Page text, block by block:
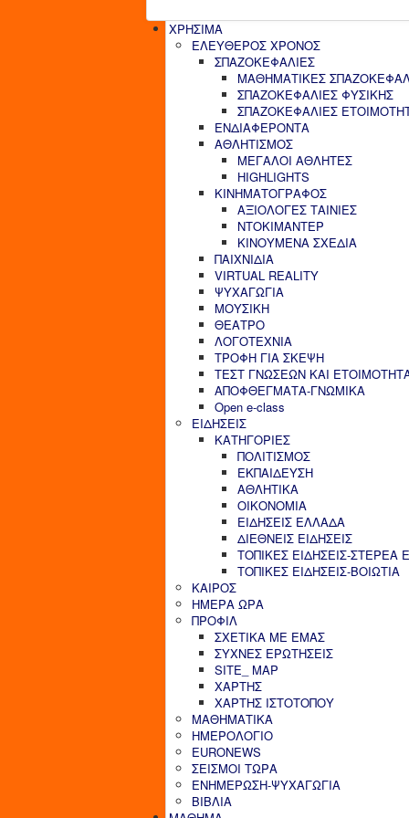
ΧΡΗΣΙΜΑ
ΕΛΕΥΘΕΡΟΣ ΧΡΟΝΟΣ
ΣΠΑΖΟΚΕΦΑΛΙΕΣ
ΜΑΘΗΜΑΤΙΚΕΣ
ΣΠΑΖΟΚΕΦΑΛΙΕΣ ΦΥΣΙΚΗΣ
ΣΠΑΖΟΚΕΦΑΛΙΕΣ
ΕΝΔΙΑΦΕΡΟΝΤΑ
ΑΘΛΗΤΙΣΜΟΣ
ΜΕΓΑΛΟΙ ΑΘΛΗΤΕΣ
HIGHLIGHTS
ΚΙΝΗΜΑΤΟΓΡΑΦΟΣ
ΑΞΙΟΛΟΓΕΣ ΤΑΙΝΙΕΣ
ΝΤΟΚΙΜΑΝΤΕΡ
ΚΙΝΟΥΜΕΝΑ ΣΧΕΔΙΑ
ΠΑΙΧΝΙΔΙΑ
VIRTUAL REALITY
ΨΥΧΑΓΩΓΙΑ
ΜΟΥΣΙΚΗ
ΘΕΑΤΡΟ
ΛΟΓΟΤΕΧΝΙΑ
ΤΡΟΦΗ ΓΙΑ ΣΚΕΨΗ
ΤΕΣΤ ΓΝΩΣΕΩΝ ΚΑΙ
ΑΠΟΦΘΕΓΜΑΤΑ-ΓΝΩΜΙΚΑ
Open e-class
ΕΙΔΗΣΕΙΣ
ΚΑΤΗΓΟΡΙΕΣ
ΠΟΛΙΤΙΣΜΟΣ
ΕΚΠΑΙΔΕΥΣΗ
ΑΘΛΗΤΙΚΑ
ΟΙΚΟΝΟΜΙΑ
ΕΙΔΗΣΕΙΣ ΕΛΛΑΔΑ
ΔΙΕΘΝΕΙΣ ΕΙΔΗΣΕΙΣ
ΤΟΠΙΚΕΣ ΕΙΔΗΣΕΙΣ-ΣΤΕΡΕΑ
ΤΟΠΙΚΕΣ ΕΙΔΗΣΕΙΣ-ΒΟΙΩΤΙΑ
ΚΑΙΡΟΣ
ΗΜΕΡΑ ΩΡΑ
ΠΡΟΦΙΛ
ΣΧΕΤΙΚΑ ΜΕ ΕΜΑΣ
ΣΥΧΝΕΣ ΕΡΩΤΗΣΕΙΣ
SITE_ MAP
ΧΑΡΤΗΣ
ΧΑΡΤΗΣ ΙΣΤΟΤΟΠΟΥ
ΜΑΘΗΜΑΤΙΚΑ
ΗΜΕΡΟΛΟΓΙΟ
EURONEWS
ΣΕΙΣΜΟΙ ΤΩΡΑ
ΕΝΗΜΕΡΩΣΗ-ΨΥΧΑΓΩΓΙΑ
ΒΙΒΛΙΑ